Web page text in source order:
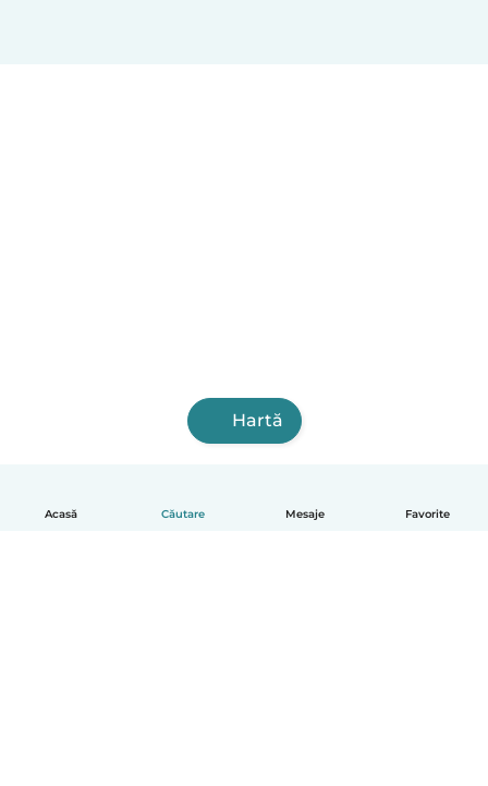
Acasă Căutare Mesaje Favorite
Hartă